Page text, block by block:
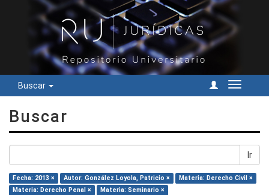
Buscar
Cambiar
Buscar
Ir
Fecha: 2013 × Autor: González Loyola, Patricio ×
Materia: Derecho Civil ×
Materia: Derecho Penal ×
Materia: Seminario ×